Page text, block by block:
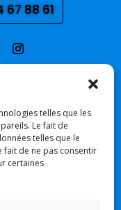
telles que les
Le fait de
telles que le
fait de ne pas consentir
certaines
67 88 61